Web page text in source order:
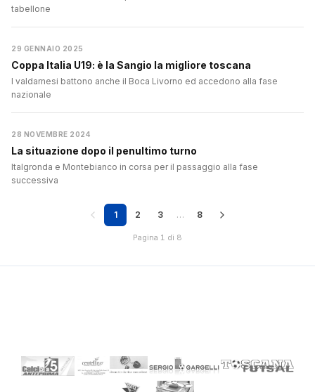
tabellone
29 GENNAIO 2025
Coppa Italia U19: è la Sangio la migliore toscana
I valdarnesi battono anche il Boca Livorno ed accedono alla fase
nazionale
28 NOVEMBRE 2024
La situazione dopo il penultimo turno
Italgronda e Montebianco in corsa per il passaggio alla fase
successiva
1 2 3 … 8
Pagina 1 di 8